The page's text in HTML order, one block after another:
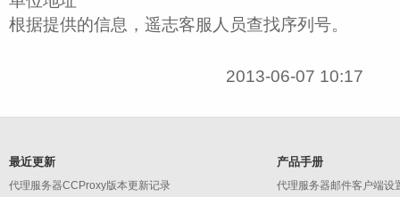
根据提供的信息，遥志客服人员查找序列号。
2013-06-07 10:17
最近更新
代理服务器CCProxy版本更新记录
产品手册